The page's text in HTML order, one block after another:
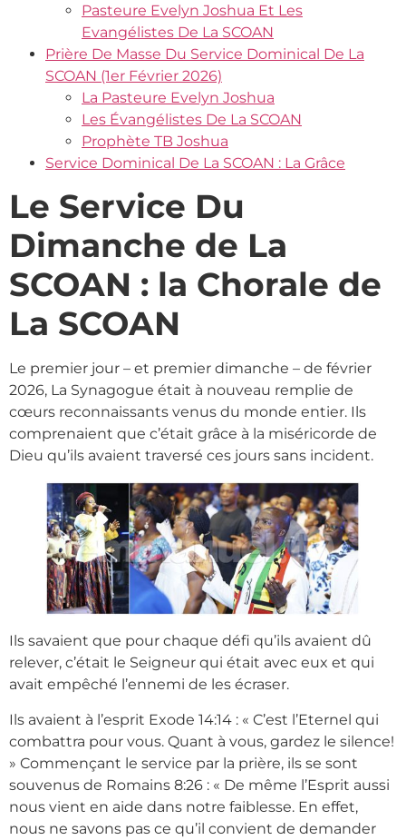
Pasteure Evelyn Joshua Et Les
Evangélistes De La SCOAN
Prière De Masse Du Service Dominical De La
SCOAN (1er Février 2026)
La Pasteure Evelyn Joshua
Les Évangélistes De La SCOAN
Prophète TB Joshua
Service Dominical De La SCOAN : La Grâce
Le Service Du
Dimanche de La
SCOAN : la Chorale de
La SCOAN
Le premier jour – et premier dimanche – de février
2026, La Synagogue était à nouveau remplie de
cœurs reconnaissants venus du monde entier. Ils
comprenaient que c’était grâce à la miséricorde de
Dieu qu’ils avaient traversé ces jours sans incident.
Ils savaient que pour chaque défi qu’ils avaient dû
relever, c’était le Seigneur qui était avec eux et qui
avait empêché l’ennemi de les écraser.
Ils avaient à l’esprit Exode 14:14 : « C’est l’Eternel qui
combattra pour vous. Quant à vous, gardez le silence!
» Commençant le service par la prière, ils se sont
souvenus de Romains 8:26 : « De même l’Esprit aussi
nous vient en aide dans notre faiblesse. En effet,
nous ne savons pas ce qu’il convient de demander